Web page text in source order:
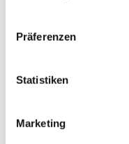
Präferenzen
Statistiken
Marketing